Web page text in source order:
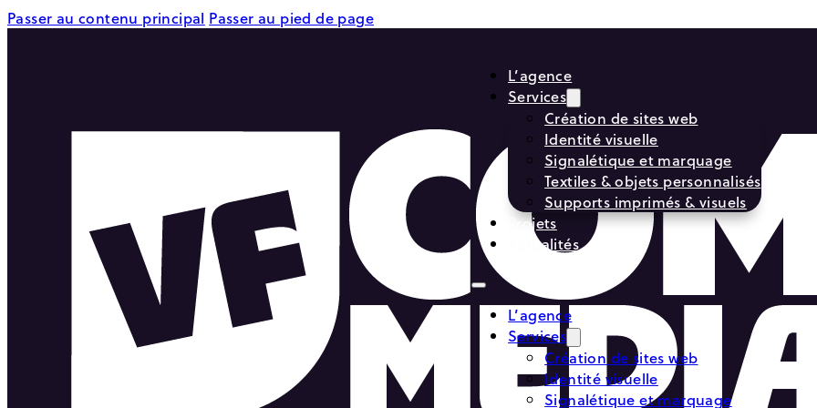
Passer au contenu principal Passer au pied de page
L’agence
Services
Création de sites web
Identité visuelle
Signalétique et marquage
Textiles & objets personnalisés
Supports imprimés & visuels
Projets
Actualités
L’agence
Services
Création de sites web
Identité visuelle
Signalétique et marquage